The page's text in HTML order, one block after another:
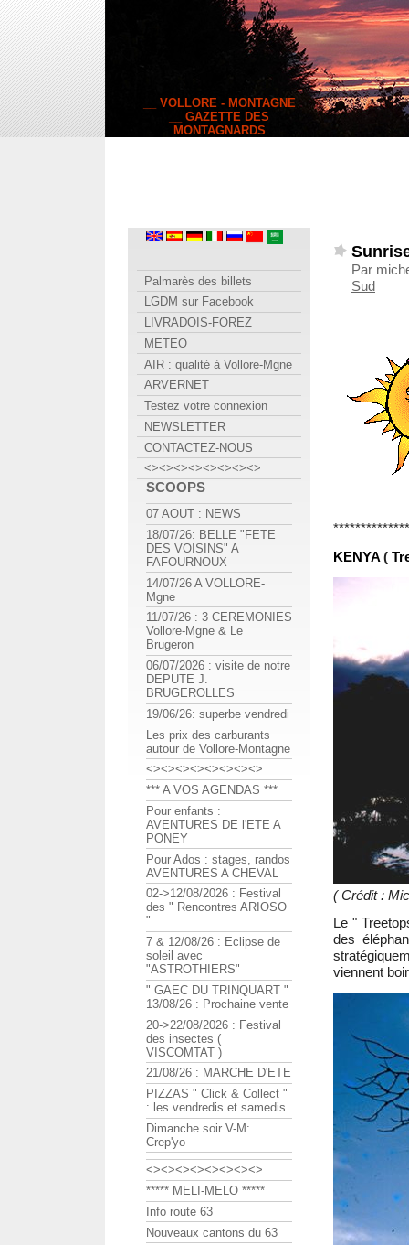
__ VOLLORE - MONTAGNE
__ GAZETTE DES
MONTAGNARDS
Par
Sud
KENYA (
( Crédit :
Le "
des
viennent
Palmarès des billets
LGDM sur Facebook
LIVRADOIS-FOREZ
METEO
AIR : qualité à Vollore-Mgne
ARVERNET
Testez votre connexion
NEWSLETTER
CONTACTEZ-NOUS
<><><><><><><><>
SCOOPS
07 AOUT : NEWS
18/07/26: BELLE "FETE
DES VOISINS" A
FAFOURNOUX
14/07/26 A VOLLORE-
Mgne
11/07/26 : 3 CEREMONIES
Vollore-Mgne & Le
Brugeron
06/07/2026 : visite de notre
DEPUTE J.
BRUGEROLLES
19/06/26: superbe vendredi
Les prix des carburants
autour de Vollore-Montagne
<><><><><><><><>
*** A VOS AGENDAS ***
Pour enfants :
AVENTURES DE l'ETE A
PONEY
Pour Ados : stages, randos
AVENTURES A CHEVAL
02->12/08/2026 : Festival
des " Rencontres ARIOSO
"
7 & 12/08/26 : Eclipse de
soleil avec
"ASTROTHIERS"
" GAEC DU TRINQUART "
13/08/26 : Prochaine vente
20->22/08/2026 : Festival
des insectes (
VISCOMTAT )
21/08/26 : MARCHE D'ETE
PIZZAS " Click & Collect "
: les vendredis et samedis
Dimanche soir V-M:
Crep'yo
<><><><><><><><>
***** MELI-MELO *****
Info route 63
Nouveaux cantons du 63